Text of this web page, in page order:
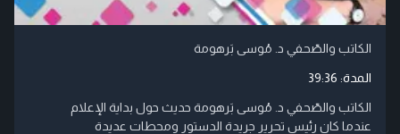
الكاتب والصّحفي د. مُوسى بَرهومة
المدة: 39:36
الكاتب والصّحفي د. مُوسى بَرهومة حديث حول بداية الإعلام
عندما كان رئيس تحرير جريدة الدستور ومحطات عديدة